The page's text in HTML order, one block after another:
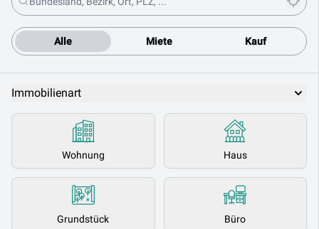
Alle Miete Kauf
Immobilienart
Wohnung Haus
Grundstück Büro